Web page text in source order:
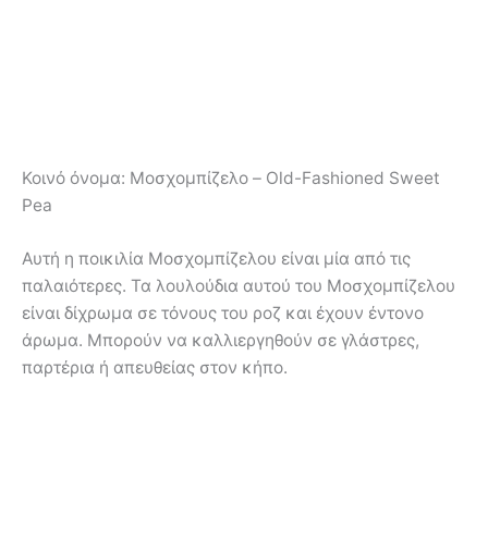
Κοινό όνομα: Μοσχομπίζελο – Old-Fashioned Sweet
Pea
Αυτή η ποικιλία Μοσχομπίζελου είναι μία από τις
παλαιότερες. Τα λουλούδια αυτού του Μοσχομπίζελου
είναι δίχρωμα σε τόνους του ροζ και έχουν έντονο
άρωμα. Μπορούν να καλλιεργηθούν σε γλάστρες,
παρτέρια ή απευθείας στον κήπο.